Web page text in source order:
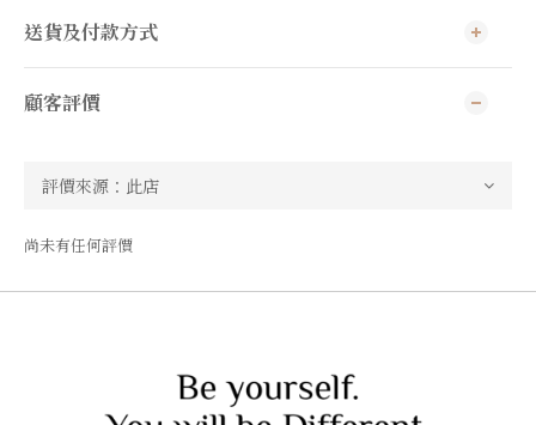
送貨及付款方式
顧客評價
尚未有任何評價